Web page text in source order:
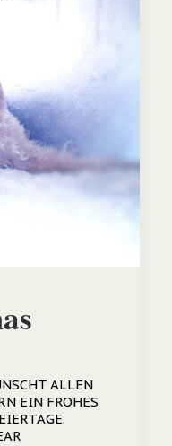
ALLEN
EIN FROHES